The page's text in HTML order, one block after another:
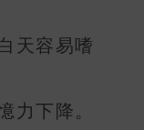
天容易嗜
力下降。